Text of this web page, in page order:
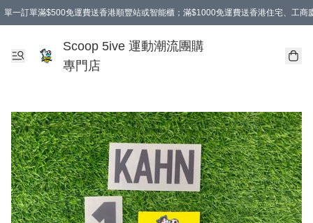
單一訂單滿$500免運費送香港順豐站或智能櫃；滿$1000免運費送香港住宅、工商
Scoop 5ive 運動潮流團購
專門店